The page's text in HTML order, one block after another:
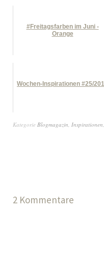
#Freitagsfarben im Juni -
Orange
Wochen-Inspirationen #25/
Kategorie Blogmagazin, Inspirationen,
2 Kommentare